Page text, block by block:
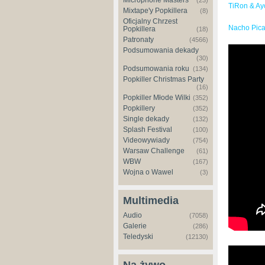
Mixtape'y Popkillera (8)
Oficjalny Chrzest
Popkillera
(18)
Patronaty (4566)
Podsumowania dekady
(30)
Podsumowania roku (134)
Popkiller Christmas Party
(16)
Popkiller Młode Wilki (352)
Popkillery (352)
Single dekady (132)
Splash Festival (100)
Videowywiady (754)
Warsaw Challenge (61)
WBW (167)
Wojna o Wawel (3)
Multimedia
Audio (7058)
Galerie (286)
Teledyski (12130)
TiRon &
Nacho